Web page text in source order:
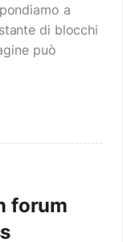
a
di blocchi
può
forum